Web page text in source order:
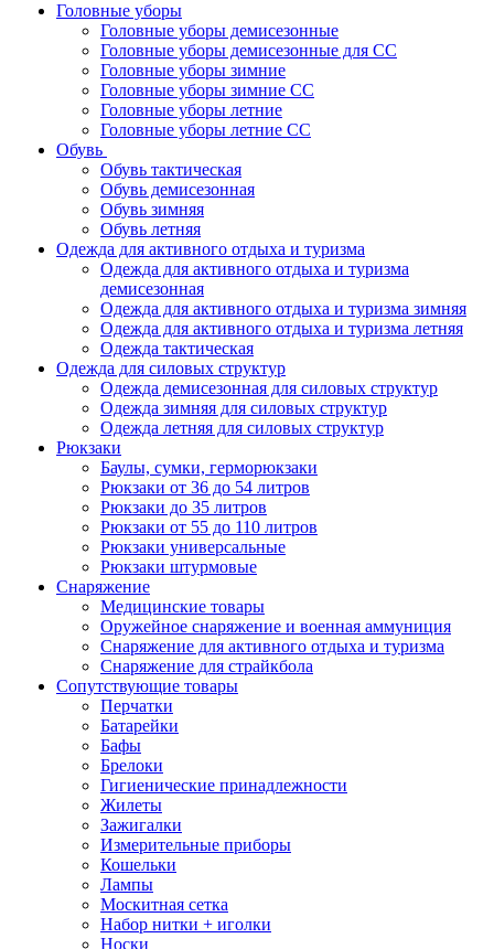
Головные уборы
Головные уборы демисезонные
Головные уборы демисезонные для СС
Головные уборы зимние
Головные уборы зимние СС
Головные уборы летние
Головные уборы летние СС
Обувь
Обувь тактическая
Обувь демисезонная
Обувь зимняя
Обувь летняя
Одежда для активного отдыха и туризма
Одежда для активного отдыха и туризма
демисезонная
Одежда для активного отдыха и туризма зимняя
Одежда для активного отдыха и туризма летняя
Одежда тактическая
Одежда для силовых структур
Одежда демисезонная для силовых структур
Одежда зимняя для силовых структур
Одежда летняя для силовых структур
Рюкзаки
Баулы, сумки, герморюкзаки
Рюкзаки от 36 до 54 литров
Рюкзаки до 35 литров
Рюкзаки от 55 до 110 литров
Рюкзаки универсальные
Рюкзаки штурмовые
Снаряжение
Медицинские товары
Оружейное снаряжение и военная аммуниция
Снаряжение для активного отдыха и туризма
Снаряжение для страйкбола
Сопутствующие товары
Перчатки
Батарейки
Бафы
Брелоки
Гигиенические принадлежности
Жилеты
Зажигалки
Измерительные приборы
Кошельки
Лампы
Москитная сетка
Набор нитки + иголки
Носки